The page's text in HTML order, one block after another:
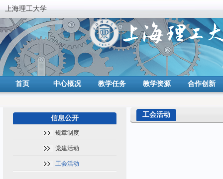
上海理工大学
首页 中心概况 教学任务 教学资源 合作创新
信息公开
规章制度
党建活动
工会活动
工会活动